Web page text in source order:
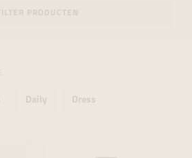
Daily Dress